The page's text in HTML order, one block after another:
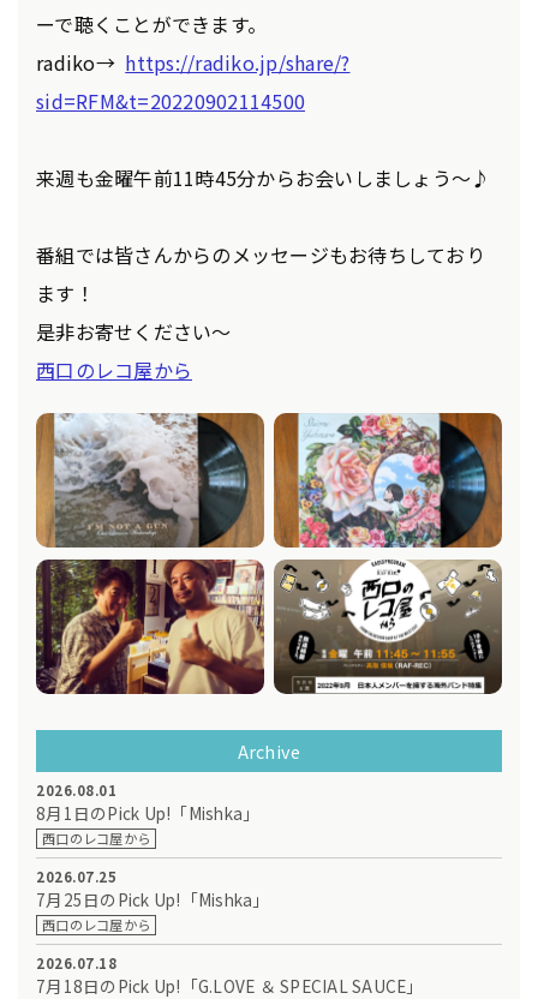
ーで聴くことができます。
radiko→ https://radiko.jp/share/?
sid=RFM&t=20220902114500
来週も金曜午前11時45分からお会いしましょう～♪
番組では皆さんからのメッセージもお待ちしており
ます！
是非お寄せください～
西口のレコ屋から
Archive
2026.08.01
8月1日のPick Up!「Mishka」
西口のレコ屋から
2026.07.25
7月25日のPick Up!「Mishka」
西口のレコ屋から
2026.07.18
7月18日のPick Up!「G.LOVE ＆ SPECIAL SAUCE」